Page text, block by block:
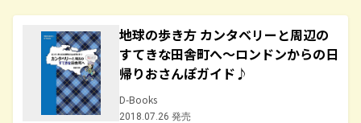
地球の歩き方 カンタベリーと周辺の
すてきな田舎町へ～ロンドンからの日
帰りおさんぽガイド♪
D-Books
2018.07.26 発売